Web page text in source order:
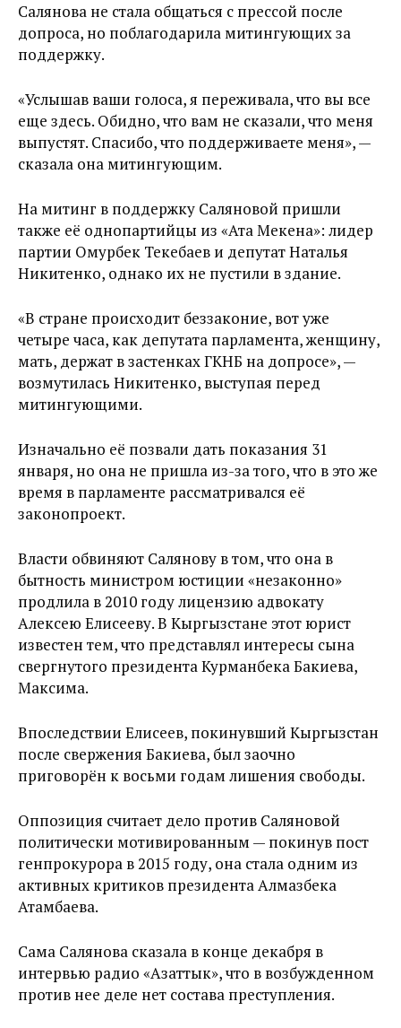
Салянова не стала общаться с прессой после
допроса, но поблагодарила митингующих за
поддержку.
«Услышав ваши голоса, я переживала, что вы все
еще здесь. Обидно, что вам не сказали, что меня
выпустят. Спасибо, что поддерживаете меня», —
сказала она митингующим.
На митинг в поддержку Саляновой пришли
также её однопартийцы из «Ата Мекена»: лидер
партии Омурбек Текебаев и депутат Наталья
Никитенко, однако их не пустили в здание.
«В стране происходит беззаконие, вот уже
четыре часа, как депутата парламента, женщину,
мать, держат в застенках ГКНБ на допросе», —
возмутилась Никитенко, выступая перед
митингующими.
Изначально её позвали дать показания 31
января, но она не пришла из-за того, что в это же
время в парламенте рассматривался её
законопроект.
Власти обвиняют Салянову в том, что она в
бытность министром юстиции «незаконно»
продлила в 2010 году лицензию адвокату
Алексею Елисееву. В Кыргызстане этот юрист
известен тем, что представлял интересы сына
свергнутого президента Курманбека Бакиева,
Максима.
Впоследствии Елисеев, покинувший Кыргызстан
после свержения Бакиева, был заочно
приговорён к восьми годам лишения свободы.
Оппозиция считает дело против Саляновой
политически мотивированным — покинув пост
генпрокурора в 2015 году, она стала одним из
активных критиков президента Алмазбека
Атамбаева.
Сама Салянова сказала в конце декабря в
интервью радио «Азаттык», что в возбужденном
против нее деле нет состава преступления.